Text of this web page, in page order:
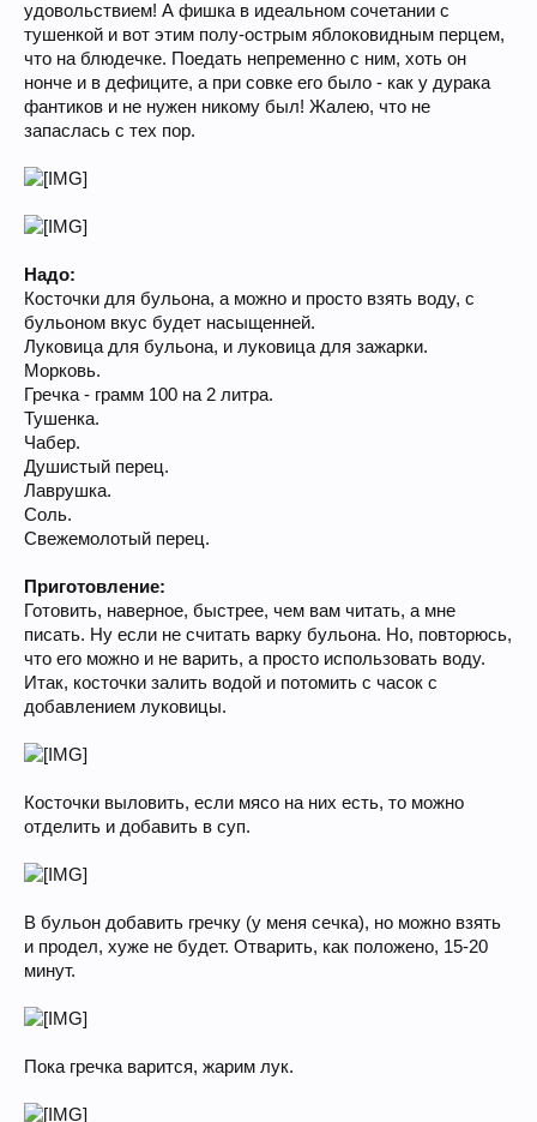
удовольствием! А фишка в идеальном сочетании с
тушенкой и вот этим полу-острым яблоковидным перцем,
что на блюдечке. Поедать непременно с ним, хоть он
нонче и в дефиците, а при совке его было - как у дурака
фантиков и не нужен никому был! Жалею, что не
запаслась с тех пор.
Надо:
Косточки для бульона, а можно и просто взять воду, с
бульоном вкус будет насыщенней.
Луковица для бульона, и луковица для зажарки.
Морковь.
Гречка - грамм 100 на 2 литра.
Тушенка.
Чабер.
Душистый перец.
Лаврушка.
Соль.
Свежемолотый перец.
Приготовление:
Готовить, наверное, быстрее, чем вам читать, а мне
писать. Ну если не считать варку бульона. Но, повторюсь,
что его можно и не варить, а просто использовать воду.
Итак, косточки залить водой и потомить с часок с
добавлением луковицы.
Косточки выловить, если мясо на них есть, то можно
отделить и добавить в суп.
В бульон добавить гречку (у меня сечка), но можно взять
и продел, хуже не будет. Отварить, как положено, 15-20
минут.
Пока гречка варится, жарим лук.